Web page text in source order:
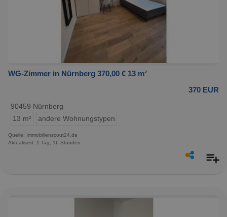
WG-Zimmer in Nürnberg 370,00 € 13 m²
370 EUR
90459 Nürnberg
13 m²
andere Wohnungstypen
Quelle: Immobilienscout24.de
Aktualisiert: 1 Tag, 16 Stunden